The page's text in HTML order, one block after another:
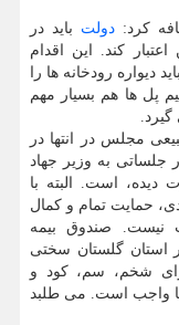
کرد: دولت باید در
کند. این اقدام
دیواره رودخانه ها را
پل ها هم بسیار مهم
مجلس در انتها در
به وزیر جهاد
است. البته با
حمایت تمام و کمال
نیست. صندوق بیمه
استان گلستان سختی
شخم، سم، کود و
واجب است. می طلبد